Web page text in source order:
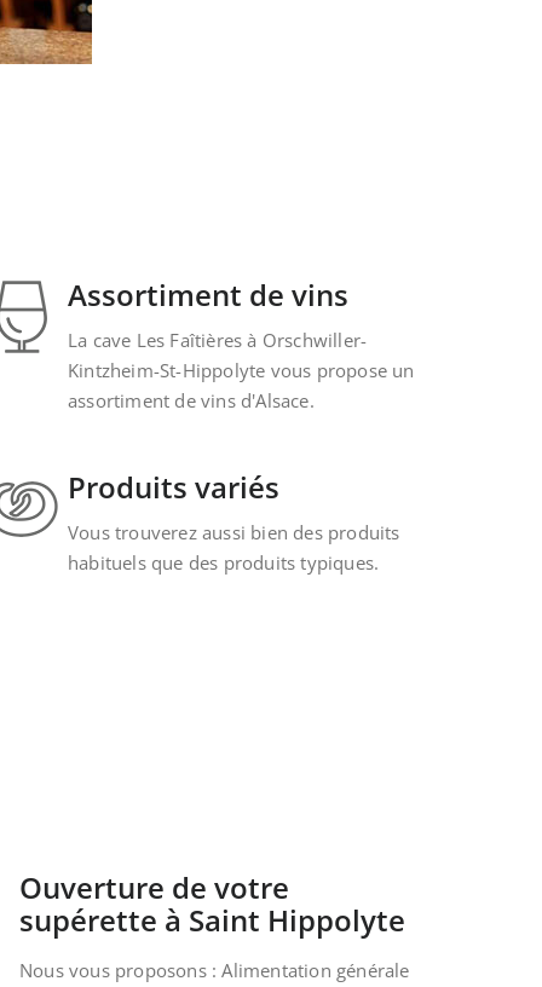
Assortiment de vins
La cave Les Faîtières à Orschwiller-
Kintzheim-St-Hippolyte vous propose un
assortiment de vins d'Alsace.
Produits variés
Vous trouverez aussi bien des produits
habituels que des produits typiques.
Ouverture de votre
supérette à Saint Hippolyte
Nous vous proposons : Alimentation générale